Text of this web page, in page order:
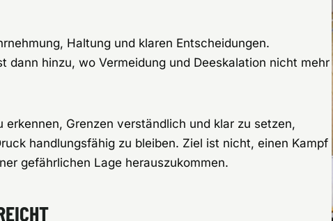
Haltung und klaren Entscheidungen.
dann hinzu, wo Vermeidung und Deeskalation nicht mehr
Grenzen verständlich und klar zu setzen,
handlungsfähig zu bleiben. Ziel ist nicht, einen Kampf
gefährlichen Lage herauszukommen.